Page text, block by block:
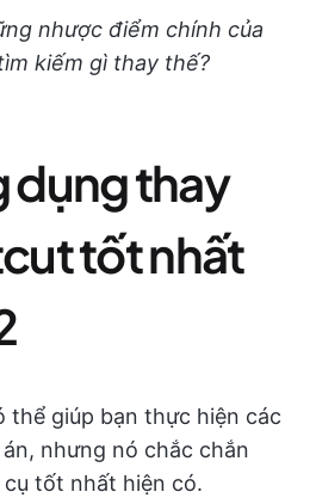
nhược điểm chính của
kiếm gì thay thế?
dụng thay
tốt nhất
thể giúp bạn thực hiện các
nhưng nó chắc chắn
tốt nhất hiện có.